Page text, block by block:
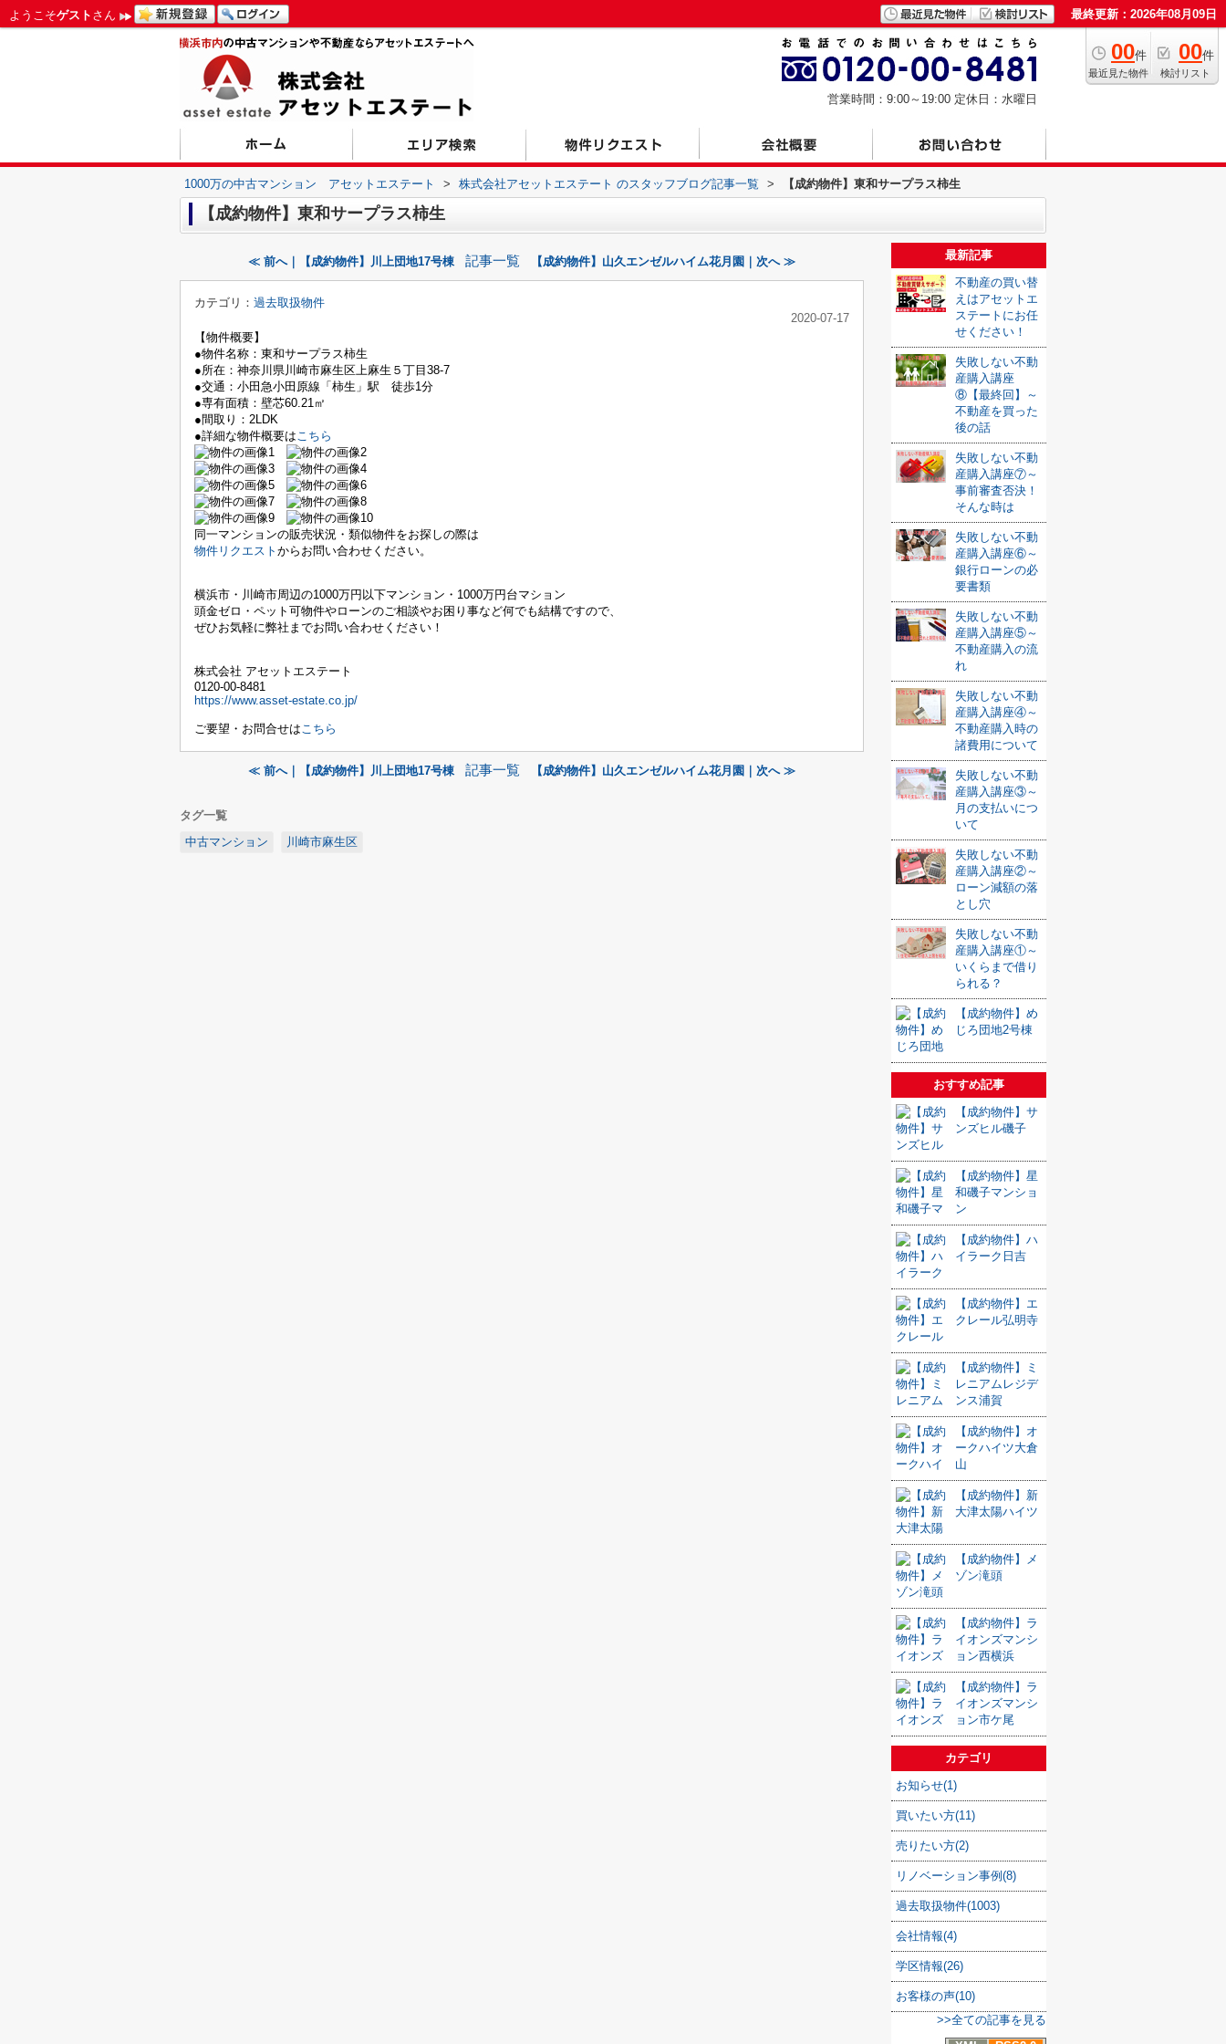
ようこそゲスト さん 最終更新：2026年08月09日
00件
最近見た物件
00件
検討リスト
営業時間：9:00～19:00 定休日：水曜日
1000万の中古マンション アセットエステート > 株式会社アセットエステート のスタッフブログ記事一覧 > 【成約物件】東和サープラス柿生
【成約物件】東和サープラス柿生
≪ 前へ｜【成約物件】川上団地17号棟 記事一覧 【成約物件】山久エンゼルハイム花月園｜次へ ≫
カテゴリ： 過去取扱物件
2020-07-17
【物件概要】
●物件名称：東和サープラス柿生
●所在：神奈川県川崎市麻生区上麻生５丁目38-7
●交通：小田急小田原線「柿生」駅 徒歩1分
●専有面積：壁芯60.21㎡
●間取り：2LDK
●詳細な物件概要はこちら
同一マンションの販売状況・類似物件をお探しの際は
物件リクエスト からお問い合わせください。
横浜市・川崎市周辺の1000万円以下マンション・ 1000万円台マション
頭金ゼロ・ペット可物件やローンのご相談やお困り事など何でも結構ですので、
ぜひお気軽に弊社までお問い合わせください！
株式会社 アセットエステート
0120-00-8481
https://www.asset-estate.co.jp/
ご要望・お問合せはこちら
≪ 前へ｜【成約物件】川上団地17号棟 記事一覧 【成約物件】山久エンゼルハイム花月園｜次へ ≫
タグ一覧
中古マンション
川崎市麻生区
最新記事
不動産の買い替
えはアセットエ
ステートにお任
せください！
失敗しない不動
産購入講座
⑧【最終回】～
不動産を買った
後の話
失敗しない不動
産購入講座⑦～
事前審査否決！
そんな時は
失敗しない不動
産購入講座⑥～
銀行ローンの必
要書類
失敗しない不動
産購入講座⑤～
不動産購入の流
れ
失敗しない不動
産購入講座④～
不動産購入時の
諸費用について
失敗しない不動
産購入講座③～
月の支払いにつ
いて
失敗しない不動
産購入講座②～
ローン減額の落
とし穴
失敗しない不動
産購入講座①～
いくらまで借り
られる？
【成約物件】め
じろ団地2号棟
おすすめ記事
【成約物件】サ
ンズヒル磯子
【成約物件】星
和磯子マンショ
ン
【成約物件】ハ
イラーク日吉
【成約物件】エ
クレール弘明寺
【成約物件】ミ
レニアムレジデ
ンス浦賀
【成約物件】オ
ークハイツ大倉
山
【成約物件】新
大津太陽ハイツ
【成約物件】メ
ゾン滝頭
【成約物件】ラ
イオンズマンシ
ョン西横浜
【成約物件】ラ
イオンズマンシ
ョン市ケ尾
カテゴリ
お知らせ(1)
買いたい方(11)
売りたい方(2)
リノベーション事例(8)
過去取扱物件(1003)
会社情報(4)
学区情報(26)
お客様の声(10)
>>全ての記事を見る